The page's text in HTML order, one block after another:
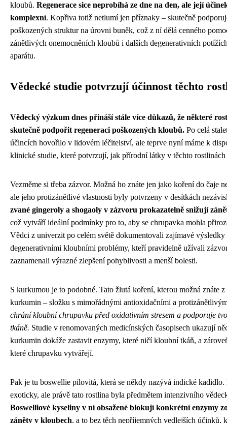
kloubů. Regenerace sice neprobíhá ze dne na den, ale její
komplexní. Kopřiva totiž netlumí jen příznaky – skutečně
poškozených struktur na úrovni buněk, což z ní dělá cenného
zánětlivých onemocněních kloubů i dalších degenerativních
aparátu.
Vědecké studie potvrzují účinnost těchto
Vědecký výzkum dnes přináší stále více důkazů, že některé
skutečně podpořit regeneraci poškozených kloubů. Po celá
účincích hovořilo v lidovém léčitelství, ale teprve nyní máme k
klinické studie, které potvrzují, jak přírodní látky v těchto
Vezměme si třeba zázvor. Možná ho znáte jen jako koření do čaje
ale jeho protizánětlivé vlastnosti byly potvrzeny v desítkách
zvané gingeroly a shogaoly v zázvoru prokazatelně snižují
což vytváří ideální podmínky pro to, aby se chrupavka mohla
Vědci z univerzit po celém světě dokumentovali zajímavé výsledky
degenerativními kloubními problémy, kteří pravidelně užívali
zaznamenali výrazné zlepšení pohyblivosti a menší bolesti.
S kurkumou je to podobné. Tato žlutá koření, kterou možná znáte z
kurkumin – složku s mimořádnými antioxidačními a
chrání kloubní chrupavku před oxidativním stresem a podporuje
tkáně. Studie v renomovaných medicínských časopisech ukazují
kurkumin dokáže zastavit enzymy, které ničí kloubní tkáň, a
které chrupavku vytvářejí.
Pak je tu boswellie pilovitá, která se někdy nazývá indické
exoticky, ale právě tato rostlina byla předmětem intenzivního
Boswelliové kyseliny v ní obsažené blokují konkrétní enzymy
záněty v kloubech, a to bez těch nepříjemných vedlejších účinků,